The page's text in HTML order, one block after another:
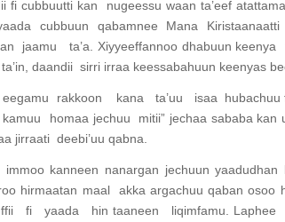
fi cubbuutti kan nugeessu waan ta’eef
cubbuun qabamnee Mana
jaamu ta’a. Xiyyeeffannoo dhabuun
daandii sirri irraa keessabahuun keenyas
rakkoon kana ta’uu isaa hubachuu
homaa jechuu mitii” jechaa sababa
jirraati deebi’uu qabna.
immoo kanneen nanargan jechuun
hirmaatan maal akka argachuu qaban
fi yaada hin taaneen liqimfamu.